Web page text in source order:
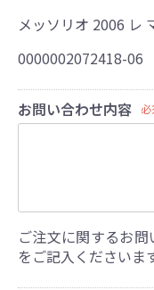
メッソリオ 2006 レ
0000002072418-06
お問い合わせ内容 必
ご注文に関するお問
をご記入くださいま